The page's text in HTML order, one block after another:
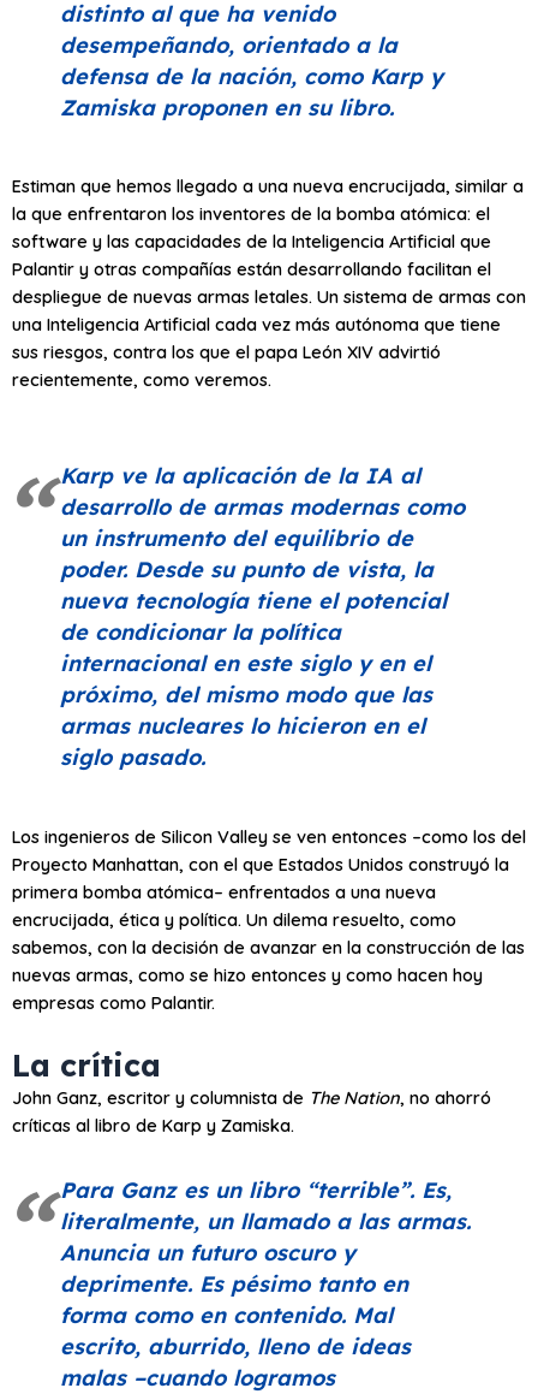
distinto al que ha venido
desempeñando, orientado a la
defensa de la nación, como Karp y
Zamiska proponen en su libro.
Estiman que hemos llegado a una nueva encrucijada, similar a
la que enfrentaron los inventores de la bomba atómica: el
software y las capacidades de la Inteligencia Artificial que
Palantir y otras compañías están desarrollando facilitan el
despliegue de nuevas armas letales. Un sistema de armas con
una Inteligencia Artificial cada vez más autónoma que tiene
sus riesgos, contra los que el papa León XIV advirtió
recientemente, como veremos.
Karp ve la aplicación de la IA al
desarrollo de armas modernas como
un instrumento del equilibrio de
poder. Desde su punto de vista, la
nueva tecnología tiene el potencial
de condicionar la política
internacional en este siglo y en el
próximo, del mismo modo que las
armas nucleares lo hicieron en el
siglo pasado.
Los ingenieros de Silicon Valley se ven entonces –como los del
Proyecto Manhattan, con el que Estados Unidos construyó la
primera bomba atómica– enfrentados a una nueva
encrucijada, ética y política. Un dilema resuelto, como
sabemos, con la decisión de avanzar en la construcción de las
nuevas armas, como se hizo entonces y como hacen hoy
empresas como Palantir.
La crítica
John Ganz, escritor y columnista de The Nation, no ahorró
críticas al libro de Karp y Zamiska.
Para Ganz es un libro “terrible”. Es,
literalmente, un llamado a las armas.
Anuncia un futuro oscuro y
deprimente. Es pésimo tanto en
forma como en contenido. Mal
escrito, aburrido, lleno de ideas
malas –cuando logramos